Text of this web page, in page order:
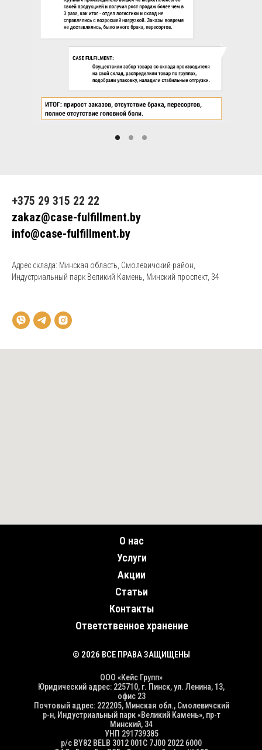
+375 29 315 22 22
zakaz@case-fulfillment.by
info@case-fulfillment.by
Адрес склада: Минская область, Смолевичский район,
Индустриальный парк Великий Камень, Минский проспект, 34
© 2026 ВСЕ ПРАВА ЗАЩИЩЕНЫ
ООО «Кейс Групп»
Юридический адрес: 225710, г. Пинск, ул. Ленина, 13,
офис 23
Почтовый адрес: 222205, Минская обл., Смолевичский
р-н, Индустриальный парк «Великий Камень», пр-т
Минский, 34
УНП 291739385
р/с BY82 BELB 3012 001C 7J00 2022 6000
О нас
Услуги
Контакты
Акции
Статьи
Ответственное хранение